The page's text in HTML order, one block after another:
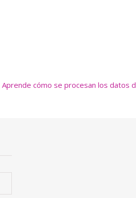
Aprende cómo se procesan los datos